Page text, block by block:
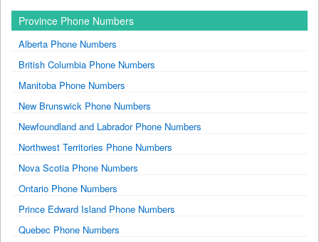
Province Phone Numbers
Alberta Phone Numbers
British Columbia Phone Numbers
Manitoba Phone Numbers
New Brunswick Phone Numbers
Newfoundland and Labrador Phone Numbers
Northwest Territories Phone Numbers
Nova Scotia Phone Numbers
Ontario Phone Numbers
Prince Edward Island Phone Numbers
Quebec Phone Numbers